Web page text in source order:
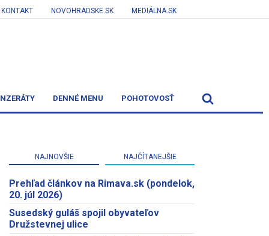
KONTAKT NOVOHRADSKE.SK MEDIÁLNA.SK
DENNÉ MENU POHOTOVOSŤ
NAJNOVŠIE NAJČÍTANEJŠIE
Prehľad článkov na Rimava.sk (pondelok,
20. júl 2026)
Susedský guláš spojil obyvateľov
Družstevnej ulice